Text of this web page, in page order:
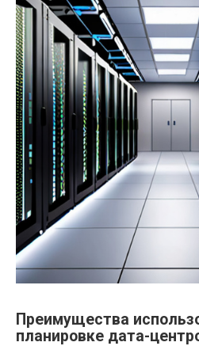
Преимущества
планировке дата-